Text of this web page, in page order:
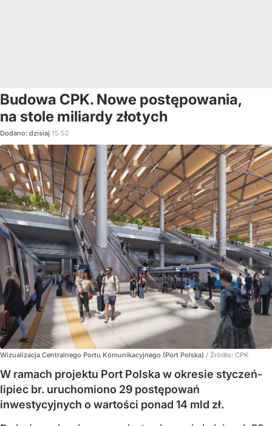
Budowa CPK. Nowe postępowania,
na stole miliardy złotych
Dodano: dzisiaj 15:52
Wizualizacja Centralnego Portu Komunikacyjnego (Port Polska) / Źródło: CPK
W ramach projektu Port Polska w okresie styczeń-
lipiec br. uruchomiono 29 postępowań
inwestycyjnych o wartości ponad 14 mld zł.